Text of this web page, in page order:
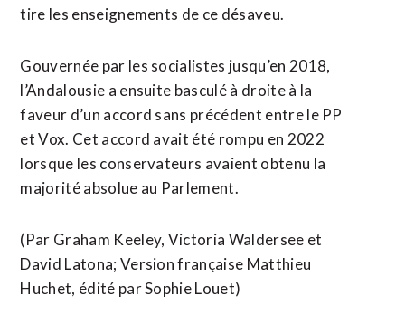
tire les enseignements de ce désaveu.
Gouvernée par les socialistes jusqu’en 2018,
l’Andalousie a ensuite basculé à droite à la
faveur d’un accord sans précédent entre le PP
et Vox. Cet accord avait été rompu en 2022
lorsque les conservateurs avaient obtenu la
majorité absolue au Parlement.
(Par Graham Keeley, Victoria Waldersee et
David Latona; Version française Matthieu
Huchet, édité par Sophie Louet)